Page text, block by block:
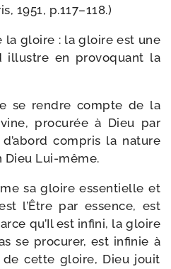
1951, p.117–118.)
la gloire : la gloire est une
illustre en pro­vo­quant la
se rendre compte de la
pro­cu­rée à Dieu par
d’abord com­pris la nature
Dieu Lui-même.
sa gloire essen­tielle et
l’Être par essence, est
qu’Il est infi­ni, la gloire
se pro­cu­rer, est infi­nie à
de cette gloire, Dieu jouit